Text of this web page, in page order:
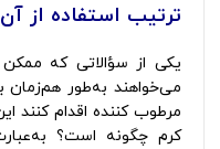
ترتیب استفاده از
یکی از سؤالاتی که
می‌خواهند به‌طور هم‌زمان
مرطوب کننده اقدام کنند
کرم چگونه است؟